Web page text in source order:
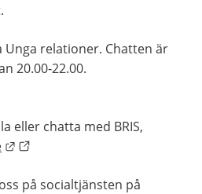
Unga relationer. Chatten är
till annan webbplats.
eller chatta med BRIS,
Länk till annan webbplats.
på socialtjänsten på